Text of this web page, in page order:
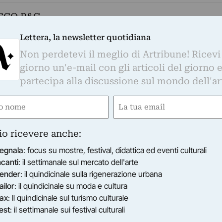
P&C
doppia personale
Architettura presenta per la prima volta il
Formica: SENSLESSNESS, una
partendo da disegni abbozzati a
riportati a punto piatto su tela bianca con fili
Architettura presenta per la prima volta il
Formica: SENSLESSNESS, una
partendo da disegni abbozzati a
Lettera, la newsletter quotidiana
Non perdetevi il meglio di Artribune! Ricevi
giorno un'e-mail con gli articoli del giorno e
partecipa alla discussione sul mondo
Email
ricevere anche:
: focus su mostre, festival, didattica ed eventi culturali
: il settimanale sul mercato dell'arte
: il quindicinale sulla rigenerazione urbana
: il quindicinale su moda e cultura
: Il quindicinale sul turismo culturale
: il settimanale sui festival culturali